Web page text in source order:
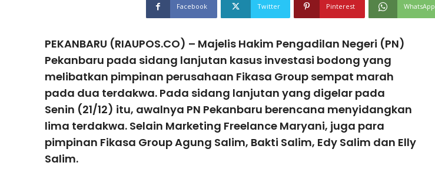
Facebook Twitter Pinterest WhatsApp
PEKANBARU (RIAUPOS.CO) – Majelis Hakim Pengadilan Negeri (PN)
Pekanbaru pada sidang lanjutan kasus investasi bodong yang
melibatkan pimpinan perusahaan Fikasa Group sempat marah
pada dua terdakwa. Pada sidang lanjutan yang digelar pada
Senin (21/12) itu, awalnya PN Pekanbaru berencana menyidangkan
lima terdakwa. Selain Marketing Freelance Maryani, juga para
pimpinan Fikasa Group Agung Salim, Bakti Salim, Edy Salim dan Elly
Salim.